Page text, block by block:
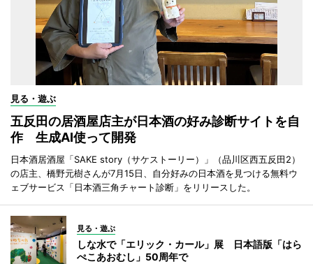
見る・遊ぶ
五反田の居酒屋店主が日本酒の好み診断サイトを自
作 生成AI使って開発
日本酒居酒屋「SAKE story（サケストーリー）」（品川区西五反田2）
の店主、橋野元樹さんが7月15日、自分好みの日本酒を見つける無料ウ
ェブサービス「日本酒三角チャート診断」をリリースした。
見る・遊ぶ
しな水で「エリック・カール」展 日本語版「はら
ぺこあおむし」50周年で